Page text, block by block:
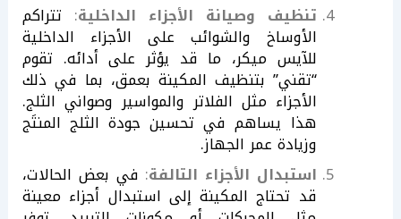
تنظيف وصيانة الأجزاء الداخلية: تتراكم
الأوساخ والشوائب على الأجزاء الداخلية
للآيس ميكر، ما قد يؤثر على أدائه. تقوم
“تقني” بتنظيف المكينة بعمق، بما في ذلك
الأجزاء مثل الفلاتر والمواسير وصواني الثلج.
هذا يساهم في تحسين جودة الثلج المنتَج
وزيادة عمر الجهاز.
استبدال الأجزاء التالفة: في بعض الحالات،
قد تحتاج المكينة إلى استبدال أجزاء معينة